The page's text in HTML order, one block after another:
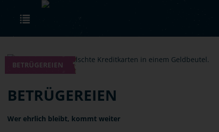
Skip to main content
BETRÜGEREIEN
BETRÜGEREIEN
Wer ehrlich bleibt, kommt weiter